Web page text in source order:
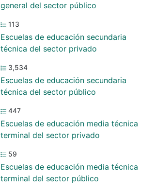
general del sector público
113
Escuelas de educación secundaria
técnica del sector privado
3,534
Escuelas de educación secundaria
técnica del sector público
447
Escuelas de educación media técnica
terminal del sector privado
59
Escuelas de educación media técnica
terminal del sector público